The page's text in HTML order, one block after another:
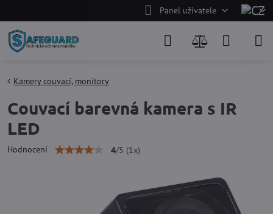
Panel uživatele
Kamery couvací, monitory
Couvací barevná kamera s IR
LED
Hodnocení 4/5 (1 x)